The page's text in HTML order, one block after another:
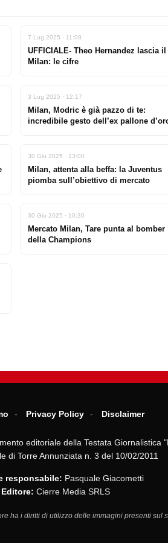
7 Lug 2025 · 11:08
UFFICIALE- Theo Hernandez lascia il
Milan: le cifre
3 Lug 2025 · 12:17
Milan, Modric è già pazzo di te:
incredibile gesto dell’ex pallone
30 Giu 2025 · 13:00
Milan, attenta alla beffa: la Juventus
piomba sull’obiettivo di mercato
30 Giu 2025 · 10:30
Mercato Milan, Tare punta al bomber
della Champions
Privacy Policy Disclaimer
editoriale della Testata Giornalistica
di Torre Annunziata n. 3 del 10/02/2011
responsabile: Pasquale Giacometti
Editore: Cierre Media SRLS
ha i diritti di utilizzo delle immagini presenti sul